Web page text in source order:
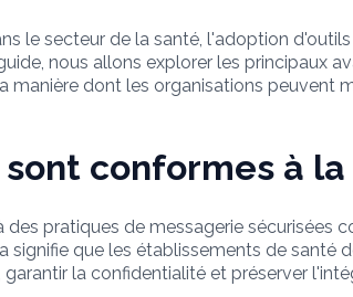
le secteur de la santé, l'adoption
nous allons explorer les principaux
dont les organisations peuvent
conformes à la
pratiques de messagerie
signifie que les établissements de
la confidentialité et préserver